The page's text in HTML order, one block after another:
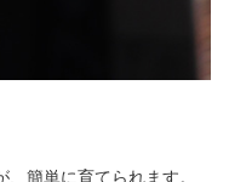
簡単に育てられます。